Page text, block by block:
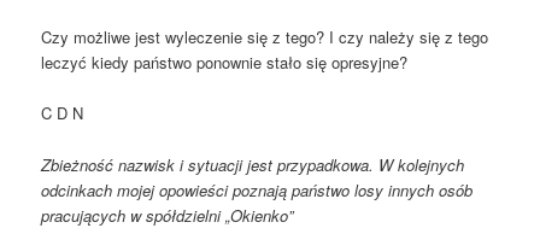
Czy możliwe jest wyleczenie się z tego? I czy należy się z tego
leczyć kiedy państwo ponownie stało się opresyjne?
C D N
Zbieżność nazwisk i sytuacji jest przypadkowa. W kolejnych
odcinkach mojej opowieści poznają państwo losy innych osób
pracujących w spółdzielni „Okienko”